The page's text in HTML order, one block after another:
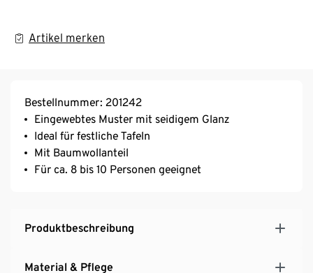
Artikel merken
Bestellnummer: 201242
Eingewebtes Muster mit seidigem Glanz
Ideal für festliche Tafeln
Mit Baumwollanteil
Für ca. 8 bis 10 Personen geeignet
Produktbeschreibung
Material & Pflege